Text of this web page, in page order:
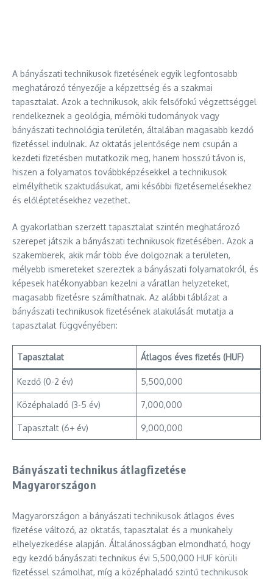
A bányászati technikusok fizetésének egyik legfontosabb
meghatározó tényezője a képzettség és a szakmai
tapasztalat. Azok a technikusok, akik felsőfokú végzettséggel
rendelkeznek a geológia, mérnöki tudományok vagy
bányászati technológia területén, általában magasabb kezdő
fizetéssel indulnak. Az oktatás jelentősége nem csupán a
kezdeti fizetésben mutatkozik meg, hanem hosszú távon is,
hiszen a folyamatos továbbképzésekkel a technikusok
elmélyíthetik szaktudásukat, ami későbbi fizetésemelésekhez
és előléptetésekhez vezethet.
A gyakorlatban szerzett tapasztalat szintén meghatározó
szerepet játszik a bányászati technikusok fizetésében. Azok a
szakemberek, akik már több éve dolgoznak a területen,
mélyebb ismereteket szereztek a bányászati folyamatokról, és
képesek hatékonyabban kezelni a váratlan helyzeteket,
magasabb fizetésre számíthatnak. Az alábbi táblázat a
bányászati technikusok fizetésének alakulását mutatja a
tapasztalat függvényében:
Tapasztalat Átlagos éves fizetés (HUF)
Kezdő (0-2 év) 5,500,000
Középhaladó (3-5 év) 7,000,000
Tapasztalt (6+ év) 9,000,000
Bányászati technikus átlagfizetése
Magyarországon
Magyarországon a bányászati technikusok átlagos éves
fizetése változó, az oktatás, tapasztalat és a munkahely
elhelyezkedése alapján. Általánosságban elmondható, hogy
egy kezdő bányászati technikus évi 5,500,000 HUF körüli
fizetéssel számolhat, míg a középhaladó szintű technikusok